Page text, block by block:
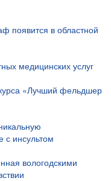
появится в областной
медицинских услуг
«Лучший фельдшер
с инсультом
вологодскими